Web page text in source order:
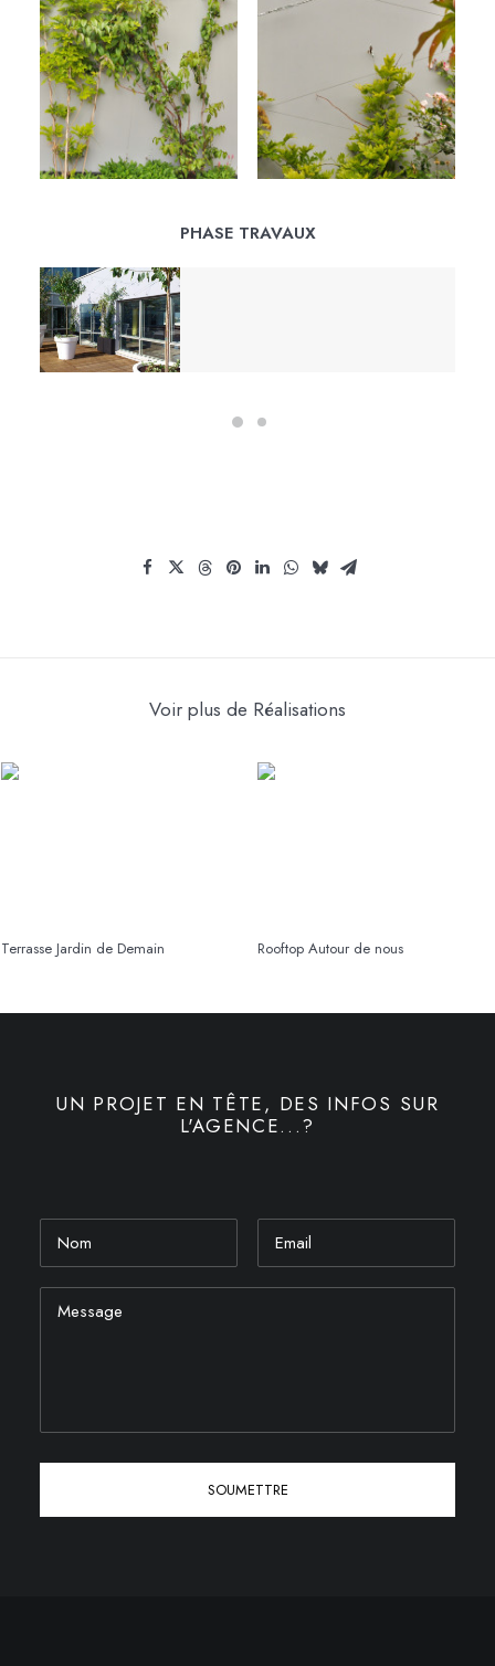
PHASE TRAVAUX
Voir plus de Réalisations
Terrasse Jardin de Demain Rooftop Autour de nous
UN PROJET EN TÊTE, DES INFOS SUR
L'AGENCE...?